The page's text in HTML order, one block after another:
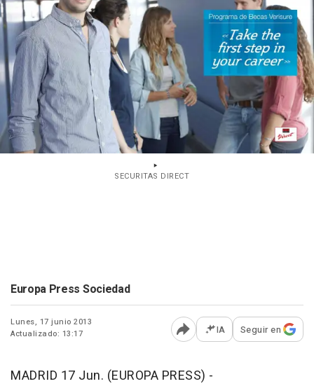
SECURITAS DIRECT
Europa Press Sociedad
Lunes, 17 junio 2013
Actualizado: 13:17
Abrir opciones para
IA Seguir en
MADRID 17 Jun. (EUROPA PRESS) -